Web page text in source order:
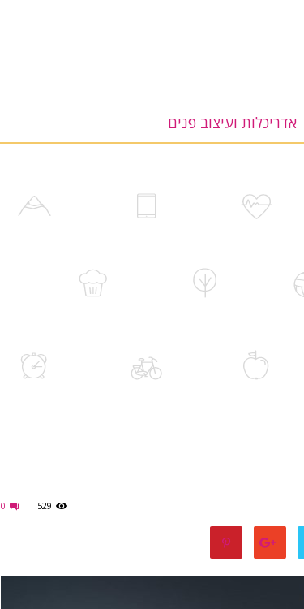
אדריכלות ועיצוב פנים
0 529